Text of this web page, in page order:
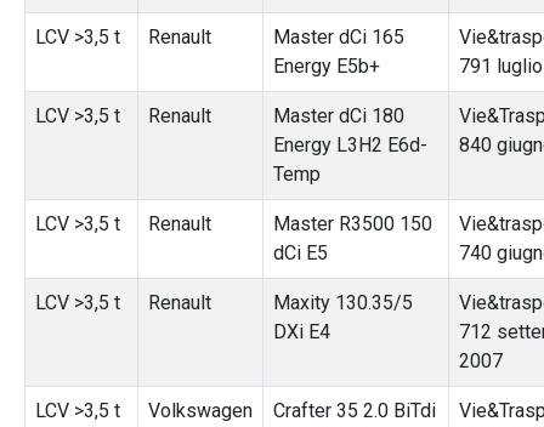
LCV >3,5 t Renault
Master dCi 165
Energy E5b+
791
LCV >3,5 t Renault
Master dCi 180
Energy L3H2 E6d-
Temp
840
LCV >3,5 t Renault
Master R3500 150
dCi E5
740
LCV >3,5 t Renault
Maxity 130.35/5
DXi E4
712
2007
LCV >3,5 t Volkswagen
Crafter 35 2.0 BiTdi